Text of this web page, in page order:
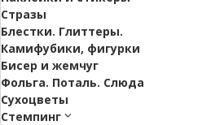
Стразы
Блестки. Глиттеры.
Камифубики, фигурки
Бисер и жемчуг
Фольга. Поталь. Слюда
Сухоцветы
Стемпинг